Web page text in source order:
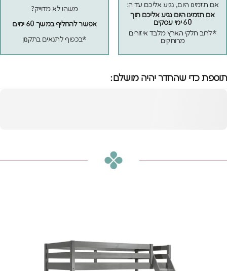
אם תזמינו היום, נגיע אליכם עד ה:
אם תזמינו היום נגיע אליכם תוך
60 ימי עסקים
*לרוב חלקי הארץ מלבד איזורים
מרוחקים
משהו לא מדוייק?
אפשר להחליף במשך 60 ימים
*בכפוף לתנאים בתקנון
תוספת כדי שהחדר יהיה מושלם: